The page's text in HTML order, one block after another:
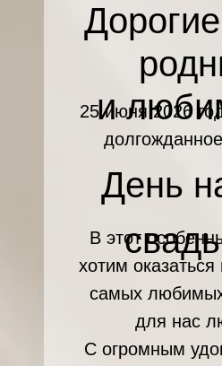
и
День
25 июня 2026
В этот
хотим
самых
для нас
С огромным